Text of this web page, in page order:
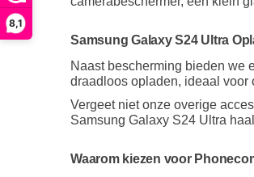
8,1
Samsung Galaxy S24 Ultra
Naast bescherming bieden we
draadloos opladen, ideaal voor
Vergeet niet onze overige
Samsung Galaxy S24 Ultra
Waarom kiezen voor